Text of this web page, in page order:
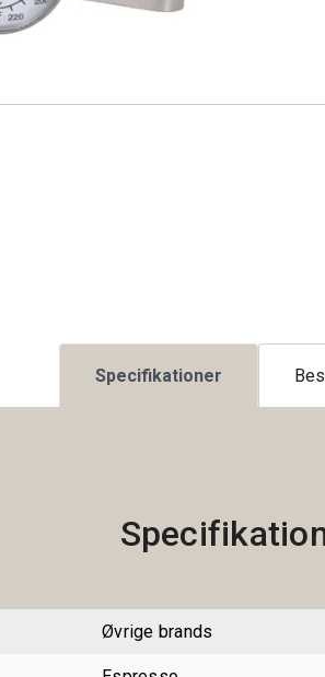
Specifikationer
Øvrige brands